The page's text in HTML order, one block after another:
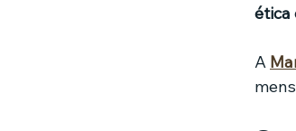
ética
A